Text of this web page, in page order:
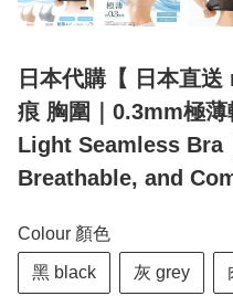
日本代購【 日本直
痕 胸圍｜0.3mm極
Light Seamless Bra
Breathable, and
Colour 顏色
黑 black 灰 grey